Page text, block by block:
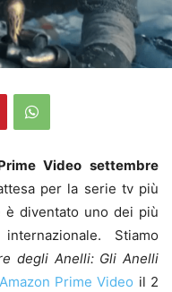
Video settembre
per la serie tv più
diventato uno dei più
Stiamo
degli Anelli: Gli Anelli
Amazon Prime Video il 2